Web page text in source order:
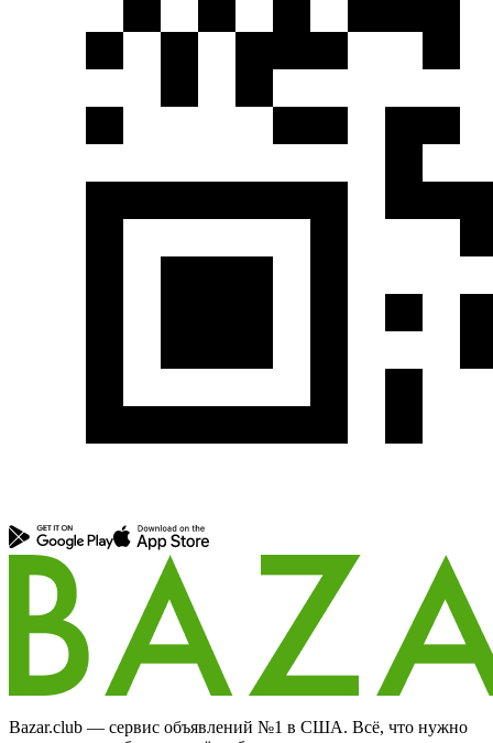
Bazar.club — сервис объявлений №1 в США. Всё, что нужно